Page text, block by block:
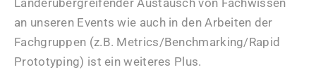
an unseren Events wie auch in den Arbeiten der
Fachgruppen (z.B. Metrics/Benchmarking/Rapid
Prototyping) ist ein weiteres Plus.